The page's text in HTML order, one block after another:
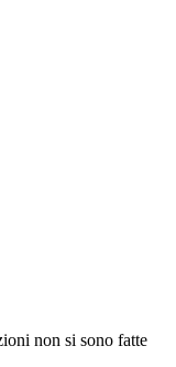
non si sono fatte